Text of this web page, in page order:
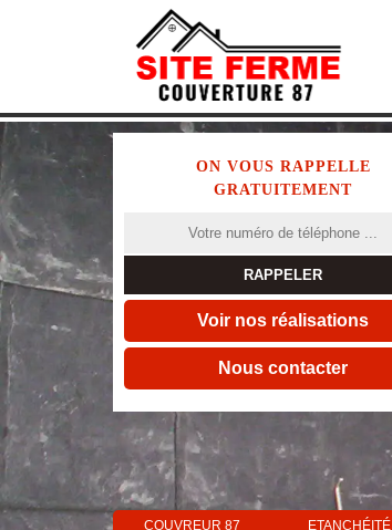
ON VOUS RAPPELLE
GRATUITEMENT
Voir nos réalisations
Nous contacter
COUVREUR 87
ETANCHÉITÉ